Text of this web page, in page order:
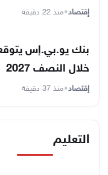
إقتصاد•منذ 22 دقيقة
خلال النصف 2027
إقتصاد•منذ 37 دقيقة
التعليم